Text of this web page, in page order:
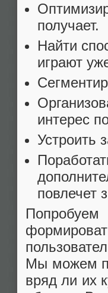
получает.
Найти
играют
интерес
Устроить
повлечет
Мы можем
вряд ли их